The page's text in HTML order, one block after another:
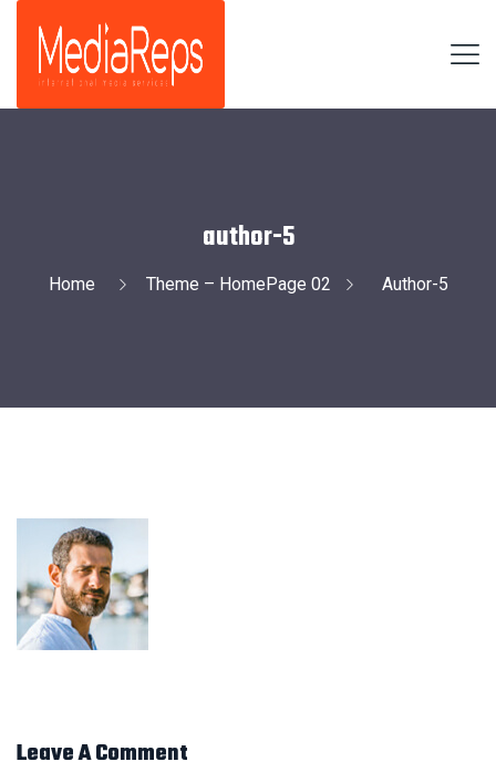
author-5
Home Theme – HomePage 02 Author-5
Leave A Comment